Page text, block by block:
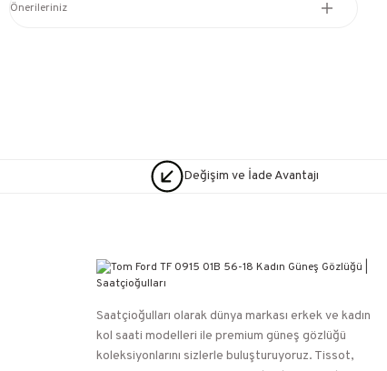
Önerileriniz
Değişim ve İade Avantajı
Saatçioğulları⁠ olarak dünya markası erkek ve kadın
kol saati modelleri ile premium güneş gözlüğü
koleksiyonlarını sizlerle buluşturuyoruz. Tissot,